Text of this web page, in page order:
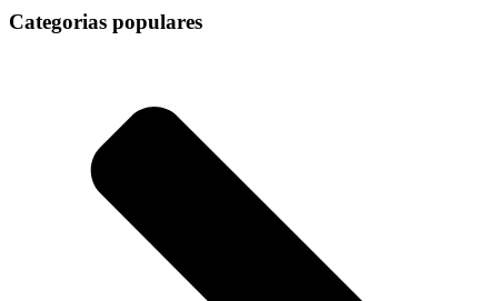
Categorias populares